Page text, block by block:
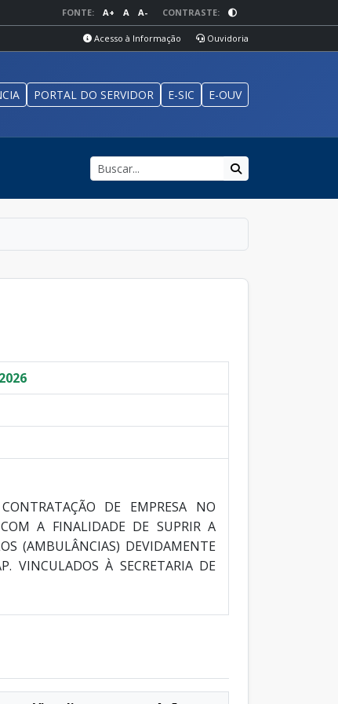
FONTE: A+ A A- CONTRASTE:
Acesso à Informação Ouvidoria
PORTAL DO SERVIDOR E-SIC E-OUV
DE EMPRESA NO
A FINALIDADE DE SUPRIR A
(AMBULÂNCIAS) DEVIDAMENTE
VINCULADOS À SECRETARIA DE